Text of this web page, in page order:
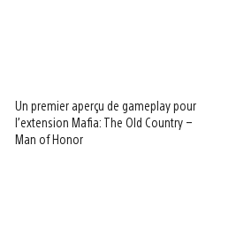
Un premier aperçu de gameplay pour
l’extension Mafia: The Old Country –
Man of Honor